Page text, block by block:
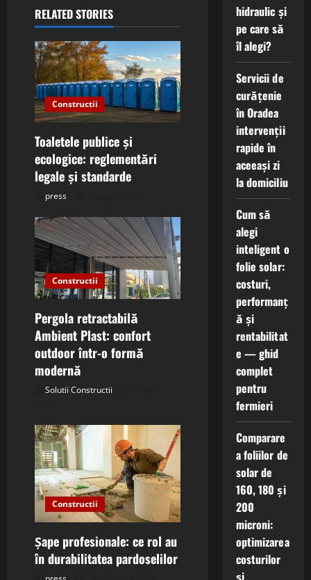
v
i
g
a
t
i
o
n
RELATED STORIES
Constructii
Toaletele publice și
ecologice: reglementări
legale și standarde
press
Constructii
Pergola retractabilă
Ambient Plast: confort
outdoor într-o formă
modernă
Solutii Constructii
Constructii
Șape profesionale: ce rol au
în durabilitatea pardoselilor
hidraulic și
pe care să
îl alegi?
Servicii de
curățenie
în Oradea
intervenții
rapide în
aceeași zi
la domiciliu
Cum să
alegi
inteligent o
folie solar:
costuri,
performanț
ă și
rentabilitat
e — ghid
complet
pentru
fermieri
Comparare
a foliilor de
solar de
160, 180 și
200
microni:
optimizarea
costurilor
și